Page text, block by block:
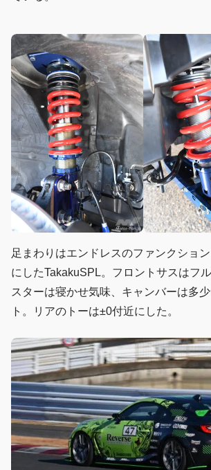
足まわりはエンドレスのファンクショ
にしたTakakuSPL。フロントサスはフ
スターは寝かせ気味、キャンバーは多
ト。リアのトーは±0付近にした。